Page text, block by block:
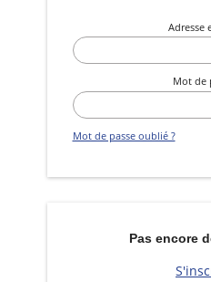
Adresse
Mot de
Mot de passe oublié ?
Pas encore